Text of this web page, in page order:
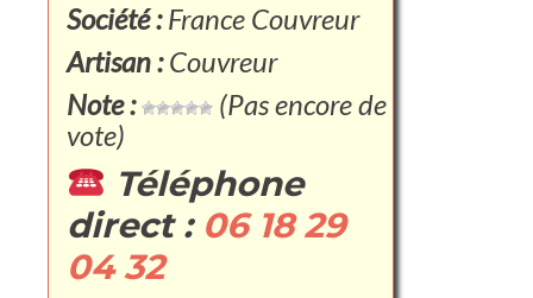
Société :France Couvreur
Artisan :Couvreur
Note :
(Pas encore de
vote)
Téléphone
direct : 06 18 29
04 32